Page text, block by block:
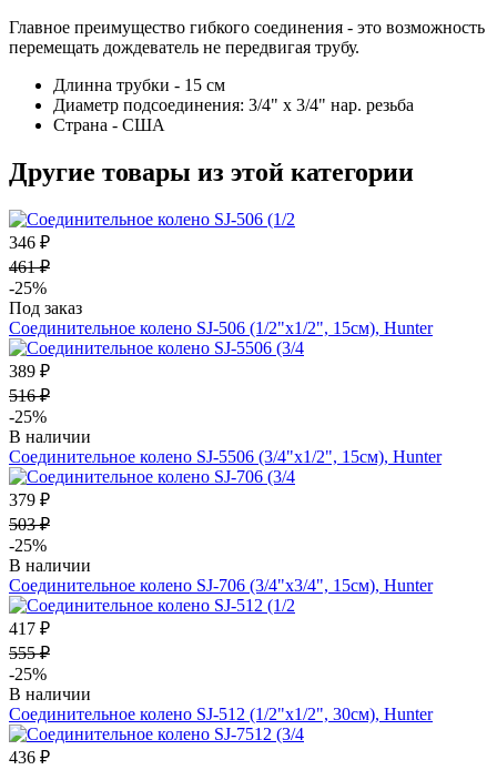
Главное преимущество гибкого соединения - это возможность
перемещать дождеватель не передвигая трубу.
Длинна трубки - 15 см
Диаметр подсоединения: 3/4" х 3/4" нар. резьба
Страна - США
Другие товары из этой категории
346 ₽
461 ₽
-25%
Под заказ
Соединительное колено SJ-506 (1/2"х1/2", 15см), Hunter
389 ₽
516 ₽
-25%
В наличии
Соединительное колено SJ-5506 (3/4"х1/2", 15см), Hunter
379 ₽
503 ₽
-25%
В наличии
Соединительное колено SJ-706 (3/4"х3/4", 15см), Hunter
417 ₽
555 ₽
-25%
В наличии
Соединительное колено SJ-512 (1/2"х1/2", 30см), Hunter
436 ₽